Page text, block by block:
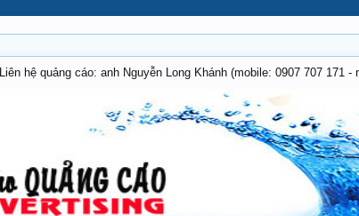
Liên hệ quảng cáo: anh Nguyễn Long Khánh (mobile: 0907 707 171